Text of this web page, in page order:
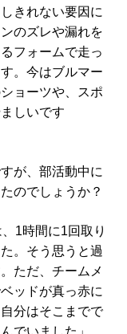
きれない要因に
のズレや漏れを
フォームで走っ
。今はブルマー
ョーツや、スポ
しいです
が、部活動中に
のでしょうか？
1時間に1回取り
。そう思うと過
ただ、チームメ
ッドが真っ赤に
分はそこまでで
でいました」